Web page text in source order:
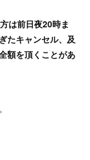
は前日夜20時ま
たキャンセル、及
額を頂くことがあ